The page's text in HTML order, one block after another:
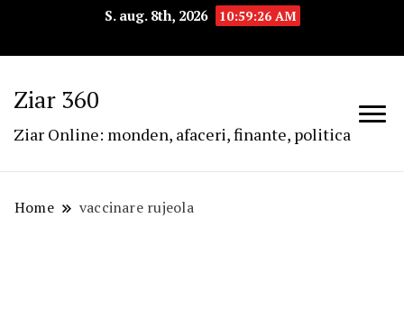
S. aug. 8th, 2026 10:59:26 AM
Ziar 360
Ziar Online: monden, afaceri, finante, politica
Home vaccinare rujeola